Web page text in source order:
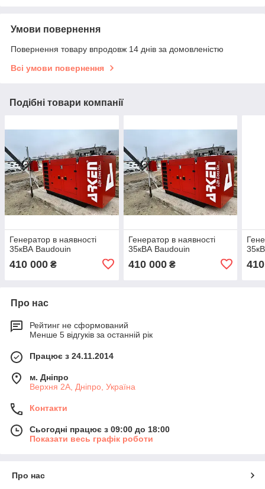
Умови повернення
Повернення товару впродовж 14 днів за домовленістю
Всі умови повернення
Подібні товари компанії
Генератор в наявності
35кВА Baudouin
410 000 ₴
Генератор в наявності
35кВА Baudouin
410 000₴
Про нас
Рейтинг не сформований
Менше 5 відгуків за останній рік
Працює з 24.11.2014
м. Дніпро
Верхня 2А, Дніпро, Україна
Контакти
Сьогодні працює з 09:00 до 18:00
Показати весь графік роботи
Про нас